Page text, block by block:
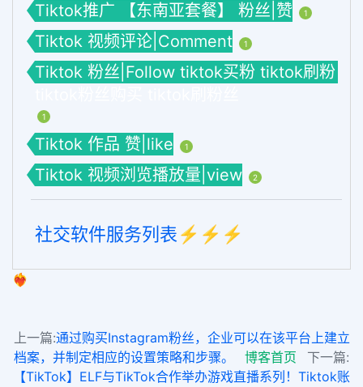
Tiktok推广 【东南亚套餐】 粉丝|赞 1
Tiktok 视频评论|Comment 1
Tiktok 粉丝|Follow tiktok买粉 tiktok刷粉
1
Tiktok 作品 赞|like 1
Tiktok 视频浏览播放量|view 2
社交软件服务列表⚡️⚡️⚡️
❤️‍🔥
上一篇:通过购买Instagram粉丝，企业可以在该平台上建立
档案，并制定相应的设置策略和步骤。
博客首页
下一篇:
【TikTok】ELF与TikTok合作举办游戏直播系列！Tiktok账